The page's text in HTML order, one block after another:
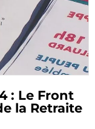
: Le Front
la Retraite